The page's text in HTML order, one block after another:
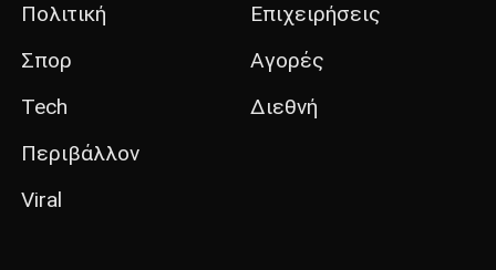
Πολιτική
Σπορ
Tech
Περιβάλλον
Viral
Επιχειρήσεις
Αγορές
Διεθνή